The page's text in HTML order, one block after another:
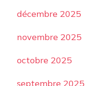
décembre 2025
novembre 2025
octobre 2025
septembre 2025